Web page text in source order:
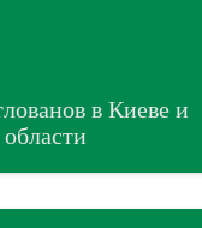
в Киеве и
области